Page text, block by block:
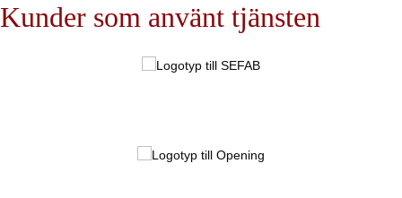
Kunder som använt tjänsten